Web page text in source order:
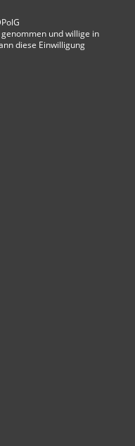
und willige in
diese Einwilligung